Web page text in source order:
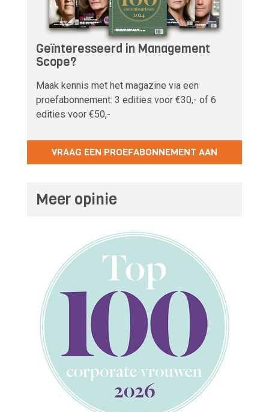
Geïnteresseerd in Management
Scope?
Maak kennis met het magazine via een
proefabonnement: 3 edities voor €30,- of 6
edities voor €50,-
VRAAG EEN PROEFABONNEMENT AAN
Meer opinie